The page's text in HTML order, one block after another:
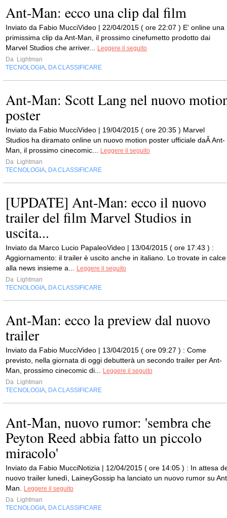
Ant-Man: ecco una clip dal film
Inviato da Fabio MucciVideo | 22/04/2015 ( ore 22:07 ) E' online una
primissima clip da Ant-Man, il prossimo cinefumetto prodotto dai
Marvel Studios che arriver...
Leggere il seguito
Da Lightman
TECNOLOGIA DA CLASSIFICARE
Ant-Man: Scott Lang nel nuovo
poster
Inviato da Fabio MucciVideo | 19/04/2015 ( ore 20:35 ) Marvel
Studios ha diramato online un nuovo motion poster ufficiale daÂ Ant-
Man, il prossimo cinecomic...
Leggere il seguito
Da Lightman
TECNOLOGIA DA CLASSIFICARE
[UPDATE] Ant-Man: ecco il nuovo
trailer del film Marvel Studios in
uscita...
Inviato da Marco Lucio PapaleoVideo | 13/04/2015 ( ore 17:43 ) :
Aggiornamento: il trailer è uscito anche in italiano. Lo trovate in calce
alla news insieme a...
Leggere il seguito
Da Lightman
TECNOLOGIA DA CLASSIFICARE
Ant-Man: ecco la preview dal nuovo
trailer
Inviato da Fabio MucciVideo | 13/04/2015 ( ore 09:27 ) : Come
previsto, nella giornata di oggi debutterà un secondo trailer per Ant-
Man, prossimo cinecomic di...
Leggere il seguito
Da Lightman
TECNOLOGIA DA CLASSIFICARE
Ant-Man, nuovo rumor: 'sembra che
Peyton Reed abbia fatto un piccolo
miracolo'
Inviato da Fabio MucciNotizia | 12/04/2015 ( ore 14:05 ) : In attesa
nuovo trailer lunedì, LaineyGossip ha lanciato un nuovo rumor su
Man.
Leggere il seguito
Da Lightman
TECNOLOGIA DA CLASSIFICARE